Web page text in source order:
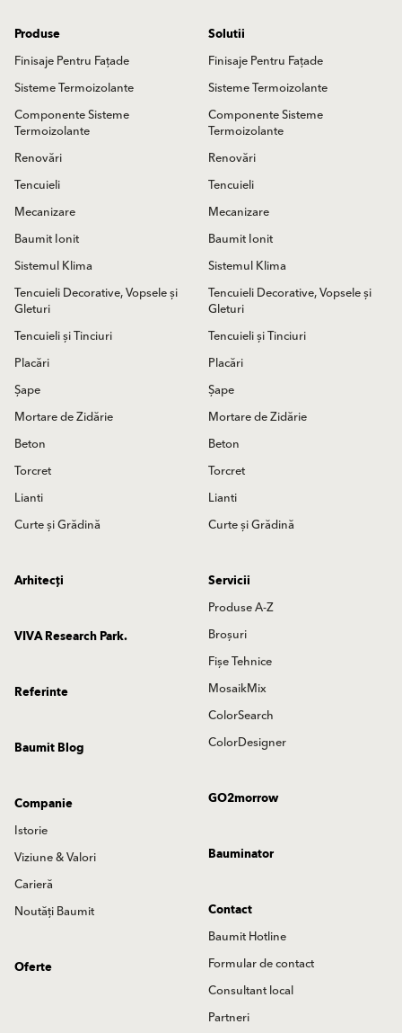
Produse
Finisaje Pentru Fațade
Sisteme Termoizolante
Componente Sisteme
Termoizolante
Renovări
Tencuieli
Mecanizare
Baumit Ionit
Sistemul Klima
Tencuieli Decorative, Vopsele și
Gleturi
Tencuieli și Tinciuri
Placări
Șape
Mortare de Zidărie
Beton
Torcret
Lianti
Curte și Grădină
Solutii
Finisaje Pentru Fațade
Sisteme Termoizolante
Componente Sisteme
Termoizolante
Renovări
Tencuieli
Mecanizare
Baumit Ionit
Sistemul Klima
Tencuieli Decorative, Vopsele și
Gleturi
Tencuieli și Tinciuri
Placări
Șape
Mortare de Zidărie
Beton
Torcret
Lianti
Curte și Grădină
Arhitecți
Servicii
Produse A-Z
Broșuri
Fișe Tehnice
MosaikMix
ColorSearch
ColorDesigner
VIVA Research Park.
Referinte
Baumit Blog
GO2morrow
Companie
Istorie
Viziune & Valori
Carieră
Noutăți Baumit
Bauminator
Contact
Baumit Hotline
Formular de contact
Consultant local
Partneri
Oferte